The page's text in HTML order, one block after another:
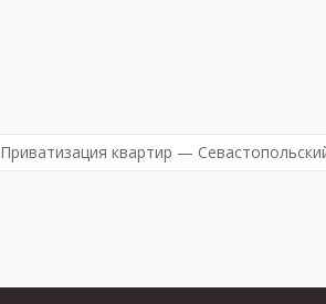
Приватизация квартир —